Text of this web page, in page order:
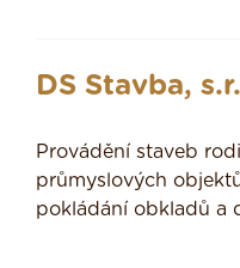
DS Stavba,
Provádění staveb
průmyslových
pokládání obkladů a